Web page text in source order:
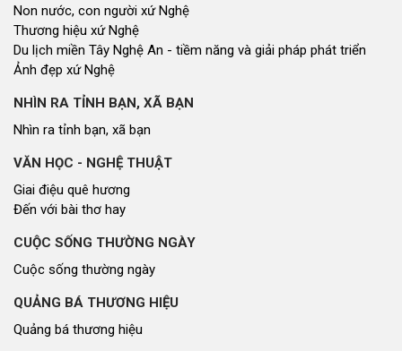
Non nước, con người xứ Nghệ
Thương hiệu xứ Nghệ
Du lịch miền Tây Nghệ An - tiềm năng và giải pháp phát triển
Ảnh đẹp xứ Nghệ
NHÌN RA TỈNH BẠN, XÃ BẠN
Nhìn ra tỉnh bạn, xã bạn
VĂN HỌC - NGHỆ THUẬT
Giai điệu quê hương
Đến với bài thơ hay
CUỘC SỐNG THƯỜNG NGÀY
Cuộc sống thường ngày
QUẢNG BÁ THƯƠNG HIỆU
Quảng bá thương hiệu